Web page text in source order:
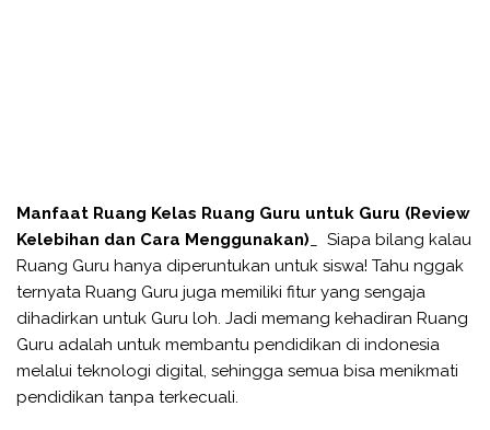
Manfaat Ruang Kelas Ruang Guru untuk Guru (Review
Kelebihan dan Cara Menggunakan) _ Siapa bilang kalau
Ruang Guru hanya diperuntukan untuk siswa! Tahu nggak
ternyata Ruang Guru juga memiliki fitur yang sengaja
dihadirkan untuk Guru loh. Jadi memang kehadiran Ruang
Guru adalah untuk membantu pendidikan di indonesia
melalui teknologi digital, sehingga semua bisa menikmati
pendidikan tanpa terkecuali.